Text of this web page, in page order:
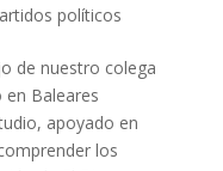
políticos
de nuestro colega
en Baleares
apoyado en
los